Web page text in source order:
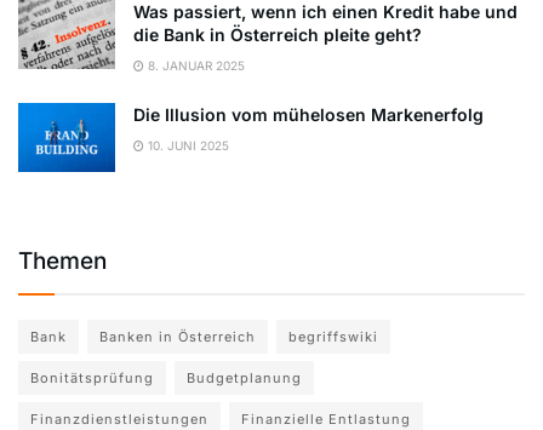
Was passiert, wenn ich einen Kredit habe und
die Bank in Österreich pleite geht?
8. JANUAR 2025
Die Illusion vom mühelosen Markenerfolg
10. JUNI 2025
Themen
Bank Banken in Österreich begriffswiki
Bonitätsprüfung Budgetplanung
Finanzdienstleistungen Finanzielle Entlastung